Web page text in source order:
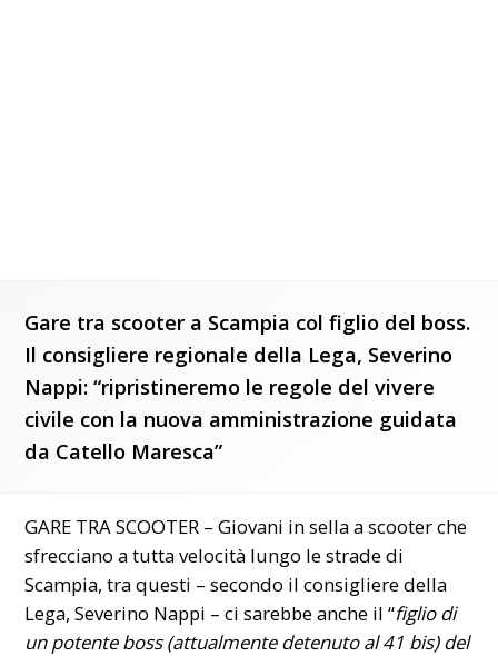
Gare tra scooter a Scampia col figlio del boss.
Il consigliere regionale della Lega, Severino
Nappi: “ripristineremo le regole del vivere
civile con la nuova amministrazione guidata
da Catello Maresca”
GARE TRA SCOOTER – Giovani in sella a scooter che
sfrecciano a tutta velocità lungo le strade di
Scampia, tra questi – secondo il consigliere della
Lega,Severino Nappi – ci sarebbe anche il “figlio di
un potente boss (attualmente detenuto al 41 bis) del